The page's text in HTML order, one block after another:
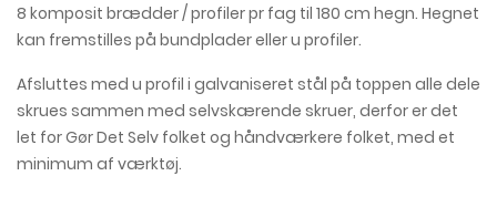
8 komposit brædder / profiler pr fag til 180 cm hegn. Hegnet
kan fremstilles på bundplader eller u profiler.
Afsluttes med u profil i galvaniseret stål på toppen alle dele
skrues sammen med selvskærende skruer, derfor er det
let for Gør Det Selv folket og håndværkere folket, med et
minimum af værktøj.